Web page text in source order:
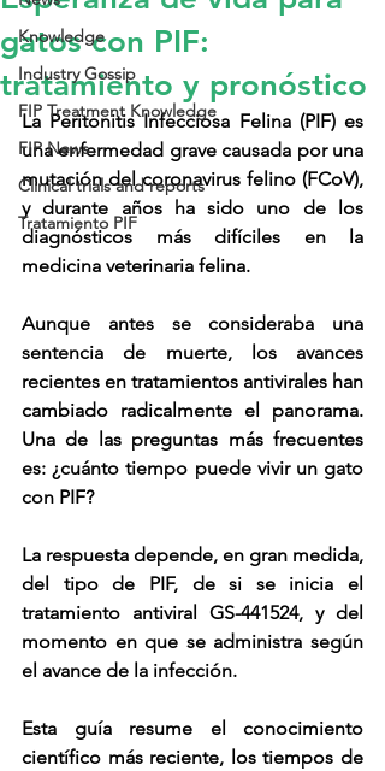
Knowledge
Industry Gossip
FIP Treatment Knowledge
FIP News
Clinical trials and reports
Tratamiento PIF
gatos con PIF:
tratamiento y pronóstico
La Peritonitis Infecciosa Felina (PIF) es
una enfermedad grave causada por una
mutación del coronavirus felino (FCoV),
y durante años ha sido uno de los
diagnósticos más difíciles en la
medicina veterinaria felina.
Aunque antes se consideraba una
sentencia de muerte, los avances
recientes en tratamientos antivirales han
cambiado radicalmente el panorama.
Una de las preguntas más frecuentes
es: ¿cuánto tiempo puede vivir un gato
con PIF?
La respuesta depende, en gran medida,
del tipo de PIF, de si se inicia el
tratamiento antiviral GS-441524, y del
momento en que se administra según
el avance de la infección.
Esta guía resume el conocimiento
científico más reciente, los tiempos de